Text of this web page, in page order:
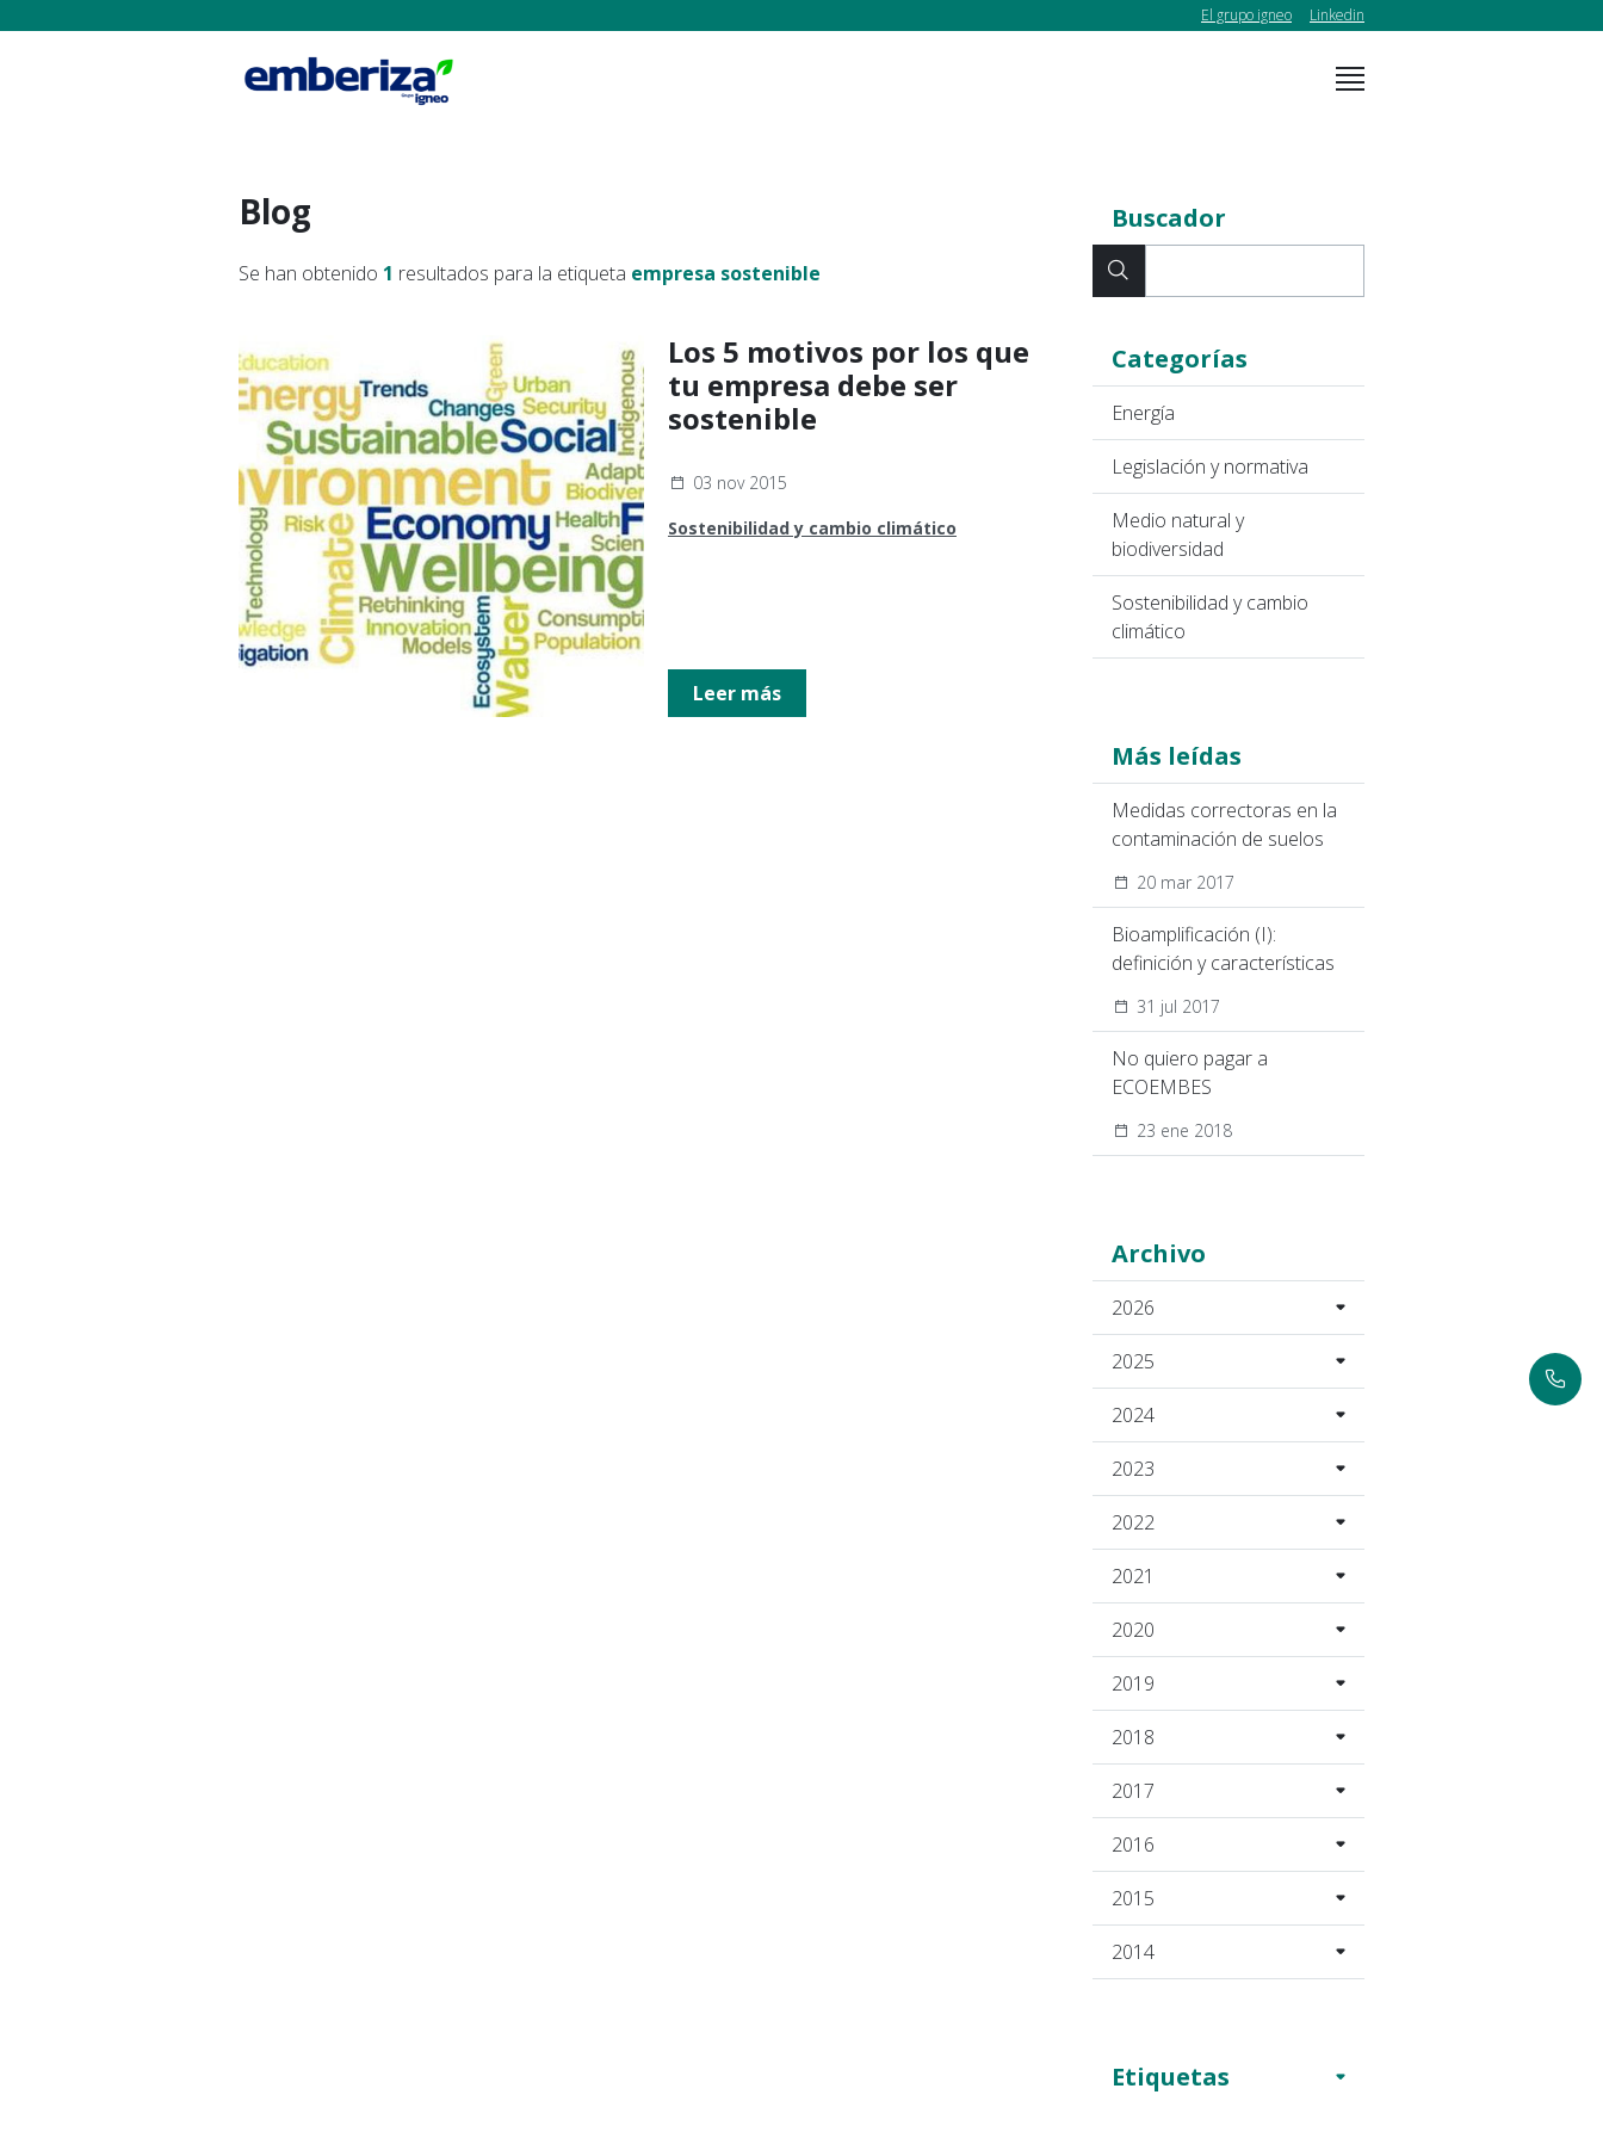
El grupo igneo Linkedin
Buscador
Categorías
Energía
Legislación y normativa
Medio natural y
biodiversidad
Sostenibilidad y cambio
climático
Más leídas
Medidas correctoras en la
contaminación de suelos
20 mar 2017
Bioamplificación (I):
definición y características
31 jul 2017
No quiero pagar a
ECOEMBES
23 ene 2018
Archivo
2026
2025
2024
2023
2022
2021
2020
2019
2018
2017
2016
2015
2014
Etiquetas
Blog
Se han obtenido 1 resultados para la etiqueta empresa sostenible
Los 5 motivos por los que
tu empresa debe ser
sostenible
03 nov 2015
Sostenibilidad y cambio climático
Leer más